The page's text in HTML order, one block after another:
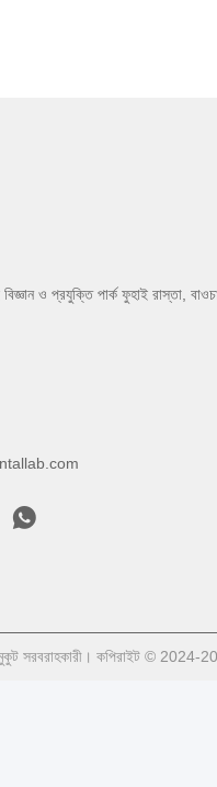
ও প্রযুক্তি পার্ক ফুহাই রাস্তা,
মুকুট সরবরাহকারী। কপিরাইট ©